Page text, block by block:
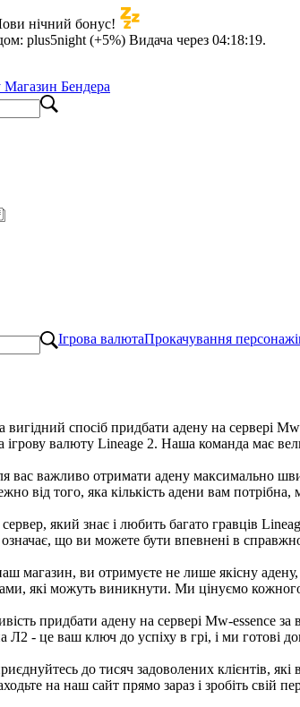
нічний бонус!
plus5night (+5%) Видача через 04:18:18.
Магазин Бендера
Ігрова валютаПрокачування
вигідний спосіб придбати адену на сервері
ігрову валюту Lineage 2. Наша команда має
вас важливо отримати адену максимально
від того, яка кількість адени вам
який знає і любить багато гравців
що ви можете бути впевнені в
магазин, ви отримуєте не лише якісну
які можуть виникнути. Ми цінуємо
придбати адену на сервері Mw-essence
Л2 - це ваш ключ до успіху в грі, і ми готові
до тисяч задоволених клієнтів,
на наш сайт прямо зараз і зробіть